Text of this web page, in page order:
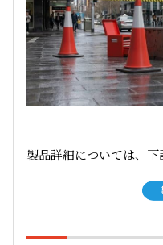
製品詳細については、下